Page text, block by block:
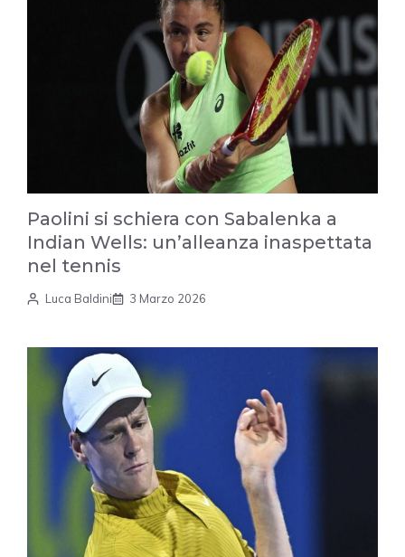
Paolini si schiera con Sabalenka a
Indian Wells: un’alleanza inaspettata
nel tennis
Luca Baldini 3 Marzo 2026